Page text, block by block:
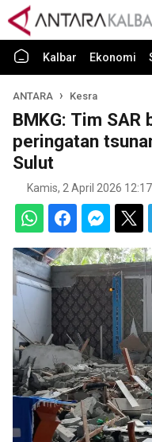
Kalbar Ekonomi
ANTARA Kesra
BMKG: Tim SAR
peringatan
Sulut
Kamis, 2 April 2026 12:17